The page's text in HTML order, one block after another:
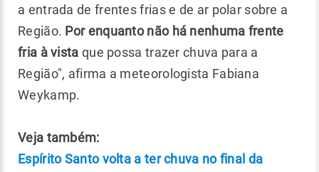
a entrada de frentes frias e de ar polar sobre a
Região. Por enquanto não há nenhuma frente
fria à vista que possa trazer chuva para a
Região", afirma a meteorologista Fabiana
Weykamp.
Veja também:
Espírito Santo volta a ter chuva no final da